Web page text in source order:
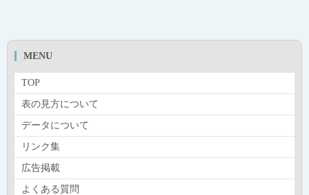
MENU
TOP
表の見方について
データについて
リンク集
広告掲載
よくある質問